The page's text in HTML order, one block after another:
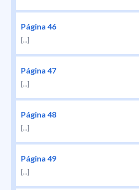
Página 46
[...]
Página 47
[...]
Página 48
[...]
Página 49
[...]